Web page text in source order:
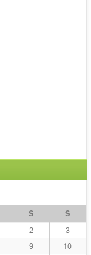
S
S
2
3
9
10